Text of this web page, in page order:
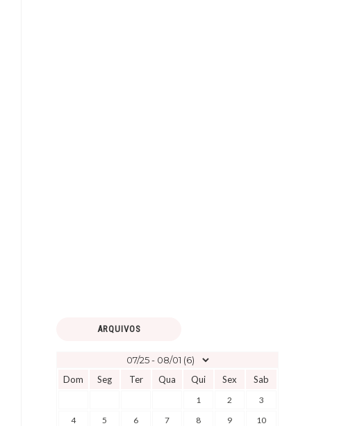
ARQUIVOS
Dom Seg Ter Qua Qui Sex Sab
1 2
3
4
5 6 7 8 9
10